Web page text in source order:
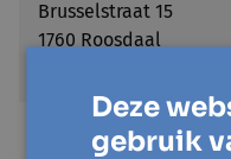
Brusselstraat 15
1760 Roosdaal
Deze
gebruik